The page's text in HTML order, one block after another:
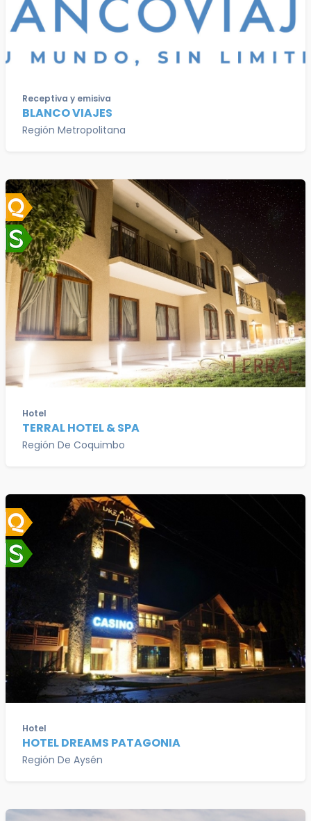
Receptiva y emisiva
BLANCO VIAJES
Región Metropolitana
Hotel
TERRAL HOTEL & SPA
Región De Coquimbo
Hotel
HOTEL DREAMS PATAGONIA
Región De Aysén